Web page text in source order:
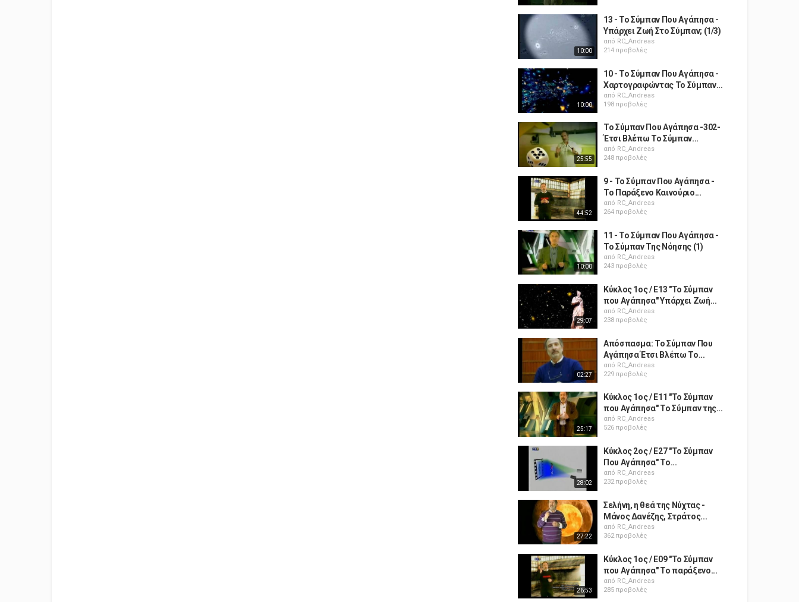
10:00
13 - Το Σύμπαν Που Αγάπησα -
Υπάρχει Ζωή Στο Σύμπαν; (1/3)
από RC_Andreas
214 προβολές
10:00
10 - Το Σύμπαν Που Αγάπησα -
Χαρτογραφώντας Το Σύμπαν...
από RC_Andreas
198 προβολές
25:55
Το Σύμπαν Που Αγάπησα -302-
Έτσι Βλέπω Το Σύμπαν...
από RC_Andreas
248 προβολές
44:52
9 - Το Σύμπαν Που Αγάπησα -
Το Παράξενο Καινούριο...
από RC_Andreas
264 προβολές
10:00
11 - Το Σύμπαν Που Αγάπησα -
Το Σύμπαν Της Νόησης (1)
από RC_Andreas
243 προβολές
29:07
Κύκλος 1ος / Ε13 "Το Σύμπαν
που Αγάπησα" Υπάρχει Ζωή...
από RC_Andreas
238 προβολές
02:27
Απόσπασμα: Το Σύμπαν Που
Αγάπησα Έτσι Βλέπω Το...
από RC_Andreas
229 προβολές
25:17
Κύκλος 1ος / Ε11 "Το Σύμπαν
που Αγάπησα" Το Σύμπαν της...
από RC_Andreas
526 προβολές
28:02
Κύκλος 2ος / Ε27 "Το Σύμπαν
Που Αγάπησα" Το...
από RC_Andreas
232 προβολές
27:22
Σελήνη, η θεά της Νύχτας -
Μάνος Δανέζης, Στράτος...
από RC_Andreas
362 προβολές
26:53
Κύκλος 1ος / Ε09 "Το Σύμπαν
που Αγάπησα" Το παράξενο...
από RC_Andreas
285 προβολές